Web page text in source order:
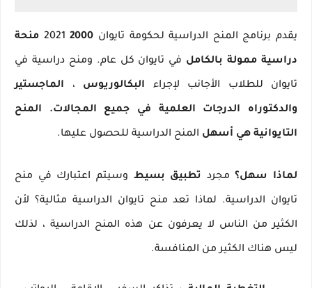
يقدم برنامج المنح الدراسية لحكومة تايوان 2021 2000 منحة
دراسية ممولة بالكامل في تايوان كل عام. ومنح دراسية في
تايوان للطلاب الأجانب لإجراء البكالوريوس ، الماجستير
والدكتوراه الدرجات العلمية في جميع المجالات. المنح
التايوانية هي أسهل المنح الدراسية للحصول عليها.
لماذا سهل؟ مجرد تطبيق بسيط وسيتم اعتبارك في منح
تايوان الدراسية. لماذا تعد منح تايوان الدراسية مثالية؟ لأن
الكثير من الناس لا يعرفون عن هذه المنح الدراسية ، لذلك
ليس هناك الكثير من المنافسة.